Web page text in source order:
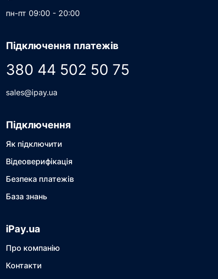
пн-пт 09:00 - 20:00
Підключення платежів
380 44 502 50 75
sales@ipay.ua
Підключення
Як підключити
Відеоверифікація
Безпека платежів
База знань
iPay.ua
Про компанію
Контакти